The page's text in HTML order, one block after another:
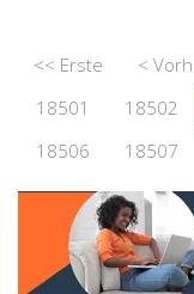
<< Erste <
18501
18502
18506
18507